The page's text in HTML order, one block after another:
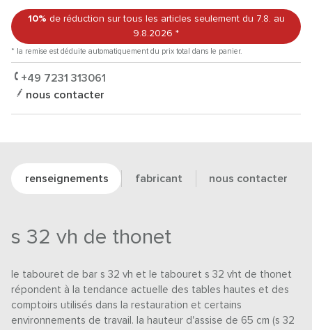
10% de réduction sur tous les articles seulement du 7.8. au
9.8.2026 *
* la remise est déduite automatiquement du prix total dans le panier.
+49 7231 313061
nous contacter
renseignements fabricant nous contacter
s 32 vh de thonet
le tabouret de bar s 32 vh et le tabouret s 32 vht de thonet
répondent à la tendance actuelle des tables hautes et des
comptoirs utilisés dans la restauration et certains
environnements de travail. la hauteur d'assise de 65 cm (s 32